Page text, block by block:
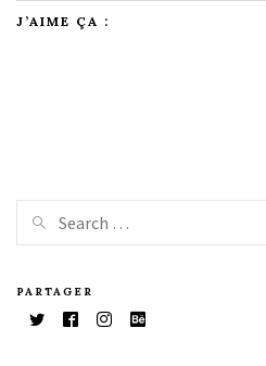
J’AIME ÇA :
PARTAGER